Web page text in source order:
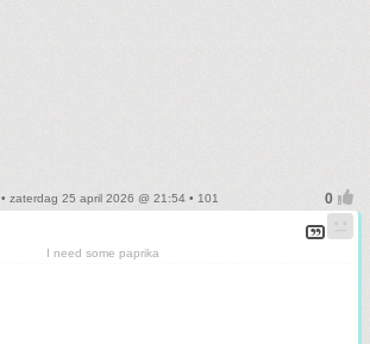
• zaterdag 25 april 2026 @ 21:54 • 101
I need some paprika